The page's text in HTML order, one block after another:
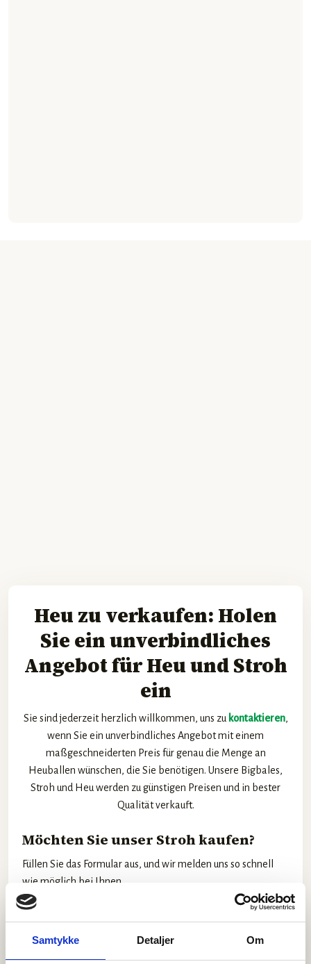
Samtykke Detaljer Om
Heu zu verkaufen: Holen
Sie ein unverbindliches
Angebot für Heu und Stroh
ein
Sie sind jederzeit herzlich willkommen, uns zu kontaktieren,
wenn Sie ein unverbindliches Angebot mit einem
maßgeschneiderten Preis für genau die Menge an
Heuballen wünschen, die Sie benötigen. Unsere Bigbales,
Stroh und Heu werden zu günstigen Preisen und in bester
Qualität verkauft.
Möchten Sie unser Stroh kaufen?
Füllen Sie das Formular aus, und wir melden uns so schnell
wie möglich bei Ihnen.